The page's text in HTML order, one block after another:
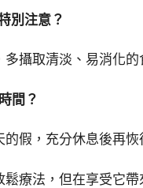
別注意？
攝取清淡、易消化的
間？
假，充分休息後再恢
療法，但在享受它